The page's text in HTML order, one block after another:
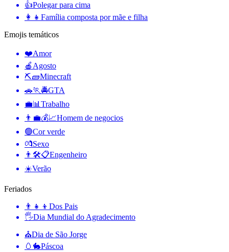
👍Polegar para cima
👩‍👧 Família composta por mãe e filha
Emojis temáticos
❤️Amor
🍎 Agosto
⛏🧱Minecraft
🚗🏃🚔GTA
💼📊 Trabalho
👨‍💼💰📈Homem de negocios
🟢Cor verde
💏Sexo
👨🛠📋Engenheiro
☀️Verão
Feriados
👨‍👧‍👦 Dos Pais
🖐Dia Mundial do Agradecimento
⛪️Dia de São Jorge
🥚🐇Páscoa